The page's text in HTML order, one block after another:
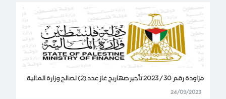
مزاودة رقم 30 / 2023 تأجير صهاريج غاز عدد (2) لصالح وزارة المالية
24/09/2023